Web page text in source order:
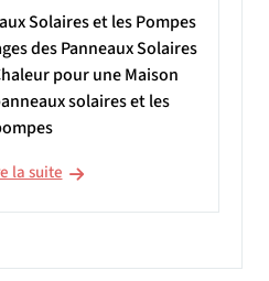
Solaires et les Pompes
des Panneaux Solaires
pour une Maison
solaires et les
la suite